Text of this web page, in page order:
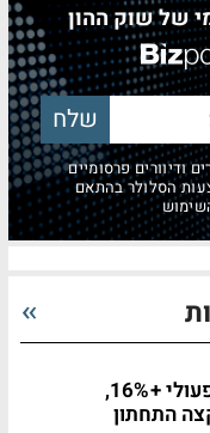
של שוק ההון
ודיוורים פרסומיים
הסלולר בהתאם
ברקשייר: הרווח התפעולי +16%,
התחתון